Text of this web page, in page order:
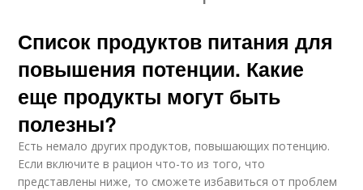
Список продуктов питания для
повышения потенции. Какие
еще продукты могут быть
полезны?
Есть немало других продуктов, повышающих потенцию.
Если включите в рацион что-то из того, что
представлены ниже, то сможете избавиться от проблем